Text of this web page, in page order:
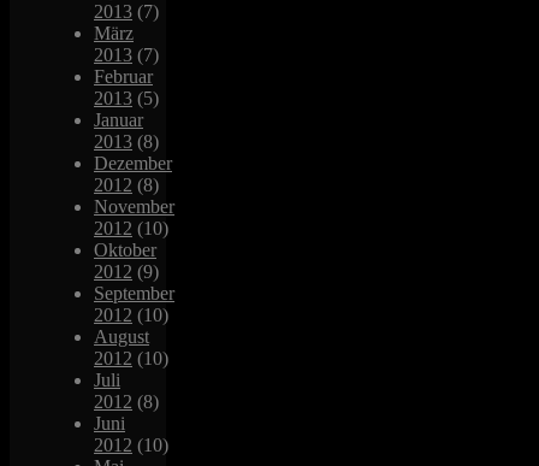
2013 (7)
März
2013 (7)
Februar
2013 (5)
Januar
2013 (8)
Dezember
2012 (8)
November
2012 (10)
Oktober
2012 (9)
September
2012 (10)
August
2012 (10)
Juli
2012 (8)
Juni
2012 (10)